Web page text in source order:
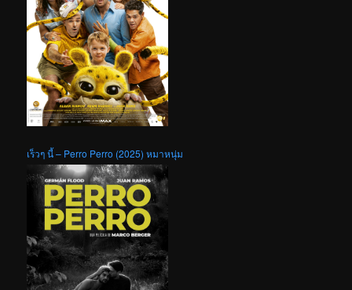
เร็วๆ นี้ – Perro Perro (2025) หมาหนุ่ม